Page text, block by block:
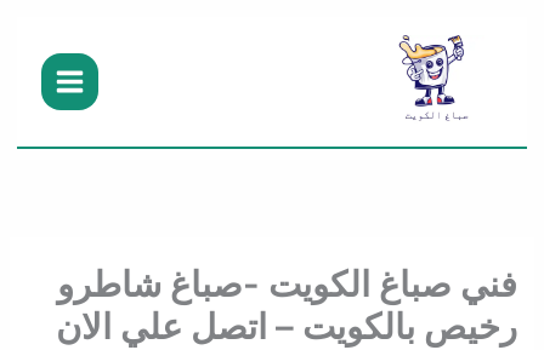
فني صباغ الكويت -صباغ شاطرو
رخيص بالكويت – اتصل علي الان